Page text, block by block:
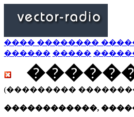
���� ��������
������ �����
(���������
������������,